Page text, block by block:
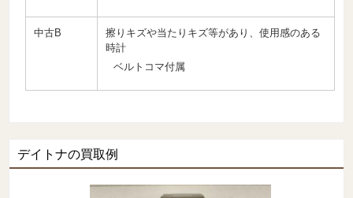
中古B
擦りキズや当たりキズ等があり、使用感のある
時計
ベルトコマ付属
デイトナの買取例